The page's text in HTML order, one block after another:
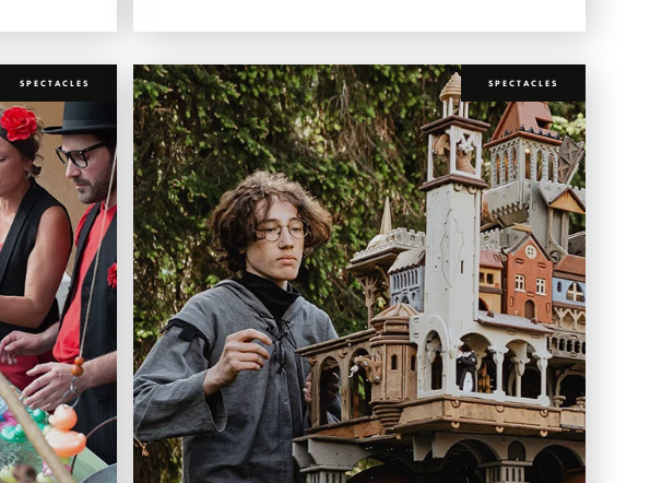
SPECTACLES SPECTACLES